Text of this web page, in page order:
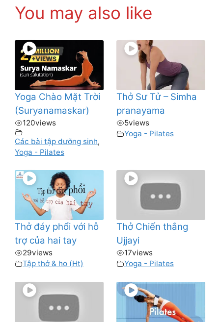
You may also like
Yoga Chào Mặt Trời
(Suryanamaskar)
120views
Các bài tập dưỡng sinh,
Yoga - Pilates
Thở Sư Tử – Simha
pranayama
5views
Yoga - Pilates
Thở đáy phổi với hỗ
trợ của hai tay
29views
Tập thở & ho (Ht)
Thở Chiến thắng
Ujjayi
17views
Yoga - Pilates